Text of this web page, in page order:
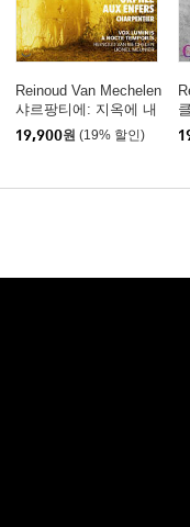
Reinoud Van Mechelen
샤르팡티에: 지옥에 내
려간 오르페오 (Charpe
ntier: Orphee aux enfer
19,900원 (19% 할인)